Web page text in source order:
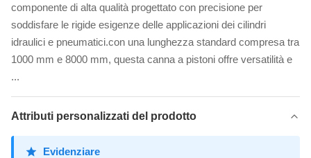
componente di alta qualità progettato con precisione per
soddisfare le rigide esigenze delle applicazioni dei cilindri
idraulici e pneumatici.con una lunghezza standard compresa tra
1000 mm e 8000 mm, questa canna a pistoni offre versatilità e
...
Attributi personalizzati del prodotto
Evidenziare